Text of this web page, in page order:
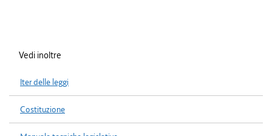
Vedi inoltre
Iter delle leggi
Costituzione